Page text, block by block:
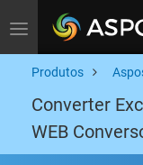
Toggle navigation
Produtos
Converter
WEB